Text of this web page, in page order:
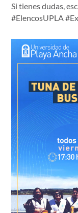
Si tienes dudas,
#ElencosUPLA